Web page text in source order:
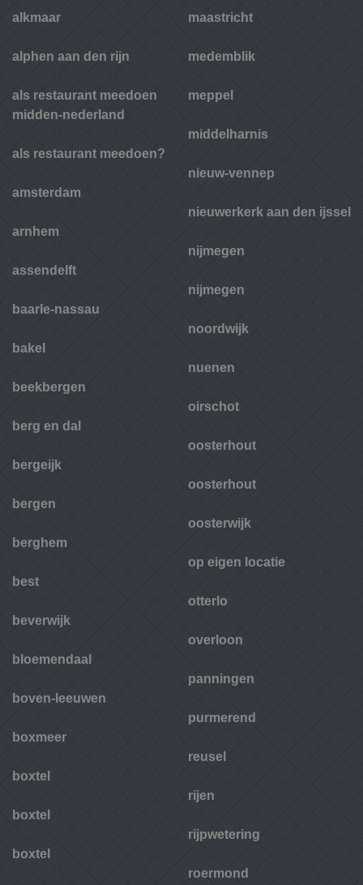
alkmaar
alphen aan den rijn
als restaurant meedoen
midden-nederland
als restaurant meedoen?
amsterdam
arnhem
assendelft
baarle-nassau
bakel
beekbergen
berg en dal
bergeijk
bergen
berghem
best
beverwijk
bloemendaal
boven-leeuwen
boxmeer
boxtel
boxtel
boxtel
maastricht
medemblik
meppel
middelharnis
nieuw-vennep
nieuwerkerk aan den ijssel
nijmegen
nijmegen
noordwijk
nuenen
oirschot
oosterhout
oosterhout
oosterwijk
op eigen locatie
otterlo
overloon
panningen
purmerend
reusel
rijen
rijpwetering
roermond